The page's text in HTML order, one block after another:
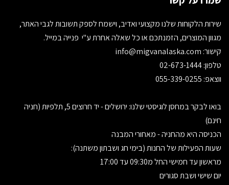
שירות הלקוחות שלנו מקצועי ואדיב, וישמח לספק תשובות לגבי האתר,
מגוון המוצרים, הזמנתכם או כל שאלה אחרת ע"י פנייה במייל.
קישור:
טלפון: 02-673-1444
ווצאפ: 055-339-0255
בואו לבקר במחסן לוגיסטי שלנו: ירושלים - יד חרוצים 5, תלפיות (חניה
חינם)
הכניסה היא מהחניה - מאחורי המבנה
שעות הפעילות של החנות (בימי חג ושבתון משתנה):
מראשון עד חמישי החל מ09:30 עד 17:00
יום שישי ושבת סגורים